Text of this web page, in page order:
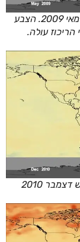
ריכוז הפחמן הדו חמצני באטמוספירה בחודש מאי 2009. הצבע
עולה.
2010